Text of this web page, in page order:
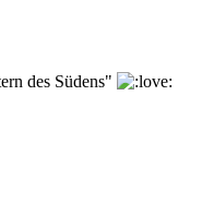
des Südens"